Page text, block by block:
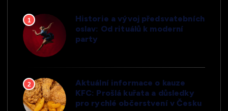
1
Historie a vývoj předsvatebních
oslav: Od rituálů k moderní
party
2
Aktuální informace o kauze
KFC: Prošlá kuřata a důsledky
pro rychlé občerstvení v Česku